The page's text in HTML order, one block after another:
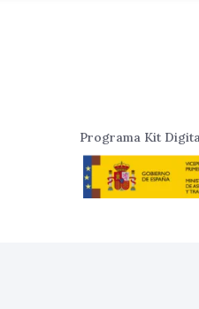
Programa Kit